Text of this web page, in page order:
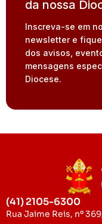
da nossa
Inscreva-se em
newsletter e
dos avisos,
mensagens
Diocese.
(41) 2105-6300
Rua Jaime Reis, nº